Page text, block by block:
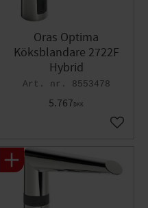
favorit
Oras Optima
Köksblandare 2722F
Hybrid
8553478
5.767DKK
Gem